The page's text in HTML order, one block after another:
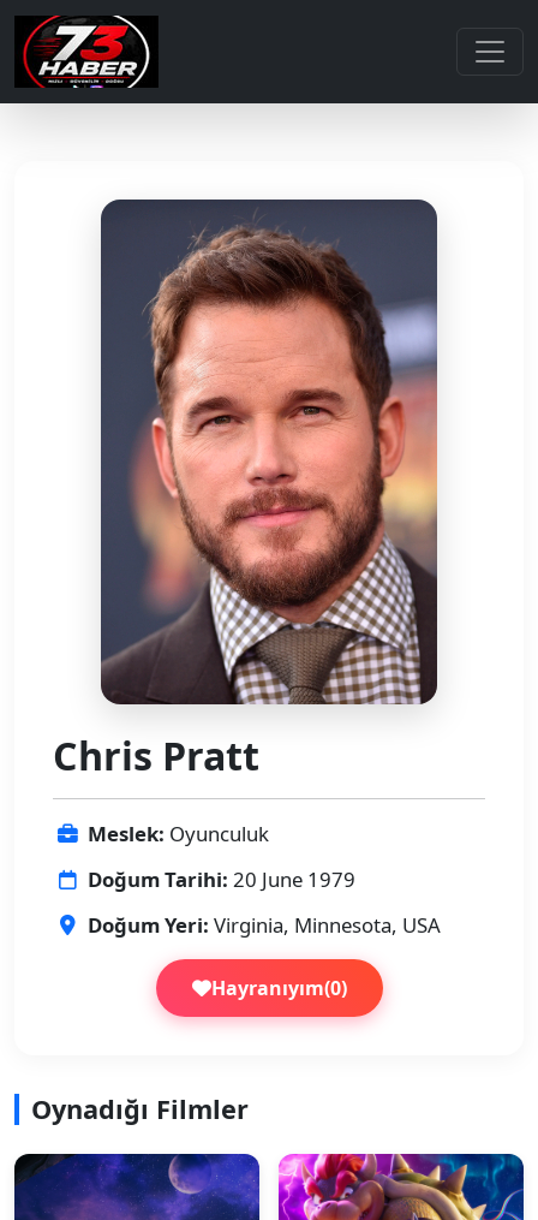
Chris Pratt
Meslek: Oyunculuk
Doğum Tarihi: 20 June 1979
Doğum Yeri: Virginia, Minnesota, USA
Hayranıyım(0)
Oynadığı Filmler